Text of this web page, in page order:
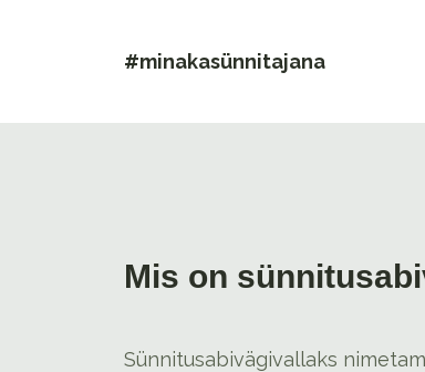
#minakasünnitajana
Mis on
Sünnitusabivägivallaks